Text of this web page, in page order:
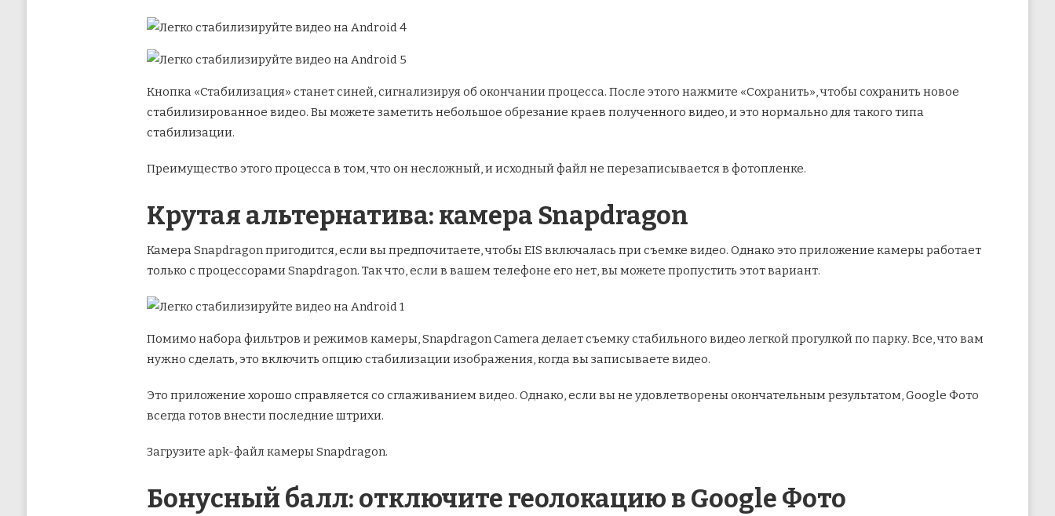
Кнопка «Стабилизация» станет синей, сигнализируя об окончании процесса. После этого нажмите «Сохранить», чтобы сохранить новое
стабилизированное видео. Вы можете заметить небольшое обрезание краев полученного видео, и это нормально для такого типа
стабилизации.
Преимущество этого процесса в том, что он несложный, и исходный файл не перезаписывается в фотопленке.
Крутая альтернатива: камера Snapdragon
Камера Snapdragon пригодится, если вы предпочитаете, чтобы EIS включалась при съемке видео. Однако это приложение камеры работает
только с процессорами Snapdragon. Так что, если в вашем телефоне его нет, вы можете пропустить этот вариант.
Помимо набора фильтров и режимов камеры, Snapdragon Camera делает съемку стабильного видео легкой прогулкой по парку. Все, что вам
нужно сделать, это включить опцию стабилизации изображения, когда вы записываете видео.
Это приложение хорошо справляется со сглаживанием видео. Однако, если вы не удовлетворены окончательным результатом, Google Фото
всегда готов внести последние штрихи.
Загрузите apk-файл камеры Snapdragon.
Бонусный балл: отключите геолокацию в Google Фото